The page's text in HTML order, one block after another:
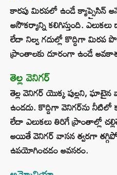
కారపు మిరపలో ఉండే క్యాప్సైసిన్
అసౌకర్యాన్ని కలిగిస్తుంది.
లేదా నిల్వ గదుల్లో కొద్దిగా మిరప
ప్రాంతాలకు దూరంగా ఉండే
తెల్ల వెనిగర్
తెల్ల వెనిగర్ యొక్క పుల్లని, ఘాటైన
ఉండదు. కొద్దిగా వెనిగర్‌ను నీటిలో
లేదా ఎలుకలు తిరిగే ప్రాంతాల్లో
అయితే వెనిగర్ వాసన త్వరగా
ఉపయోగించడం అవసరం.